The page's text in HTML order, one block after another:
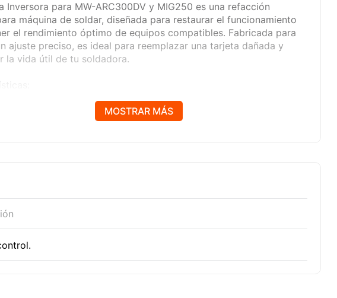
Inversora para MW-ARC300DV y MIG250 es una refacción
máquina de soldar, diseñada para restaurar el funcionamiento
el rendimiento óptimo de equipos compatibles. Fabricada para
ajuste preciso, es ideal para reemplazar una tarjeta dañada y
la vida útil de tu soldadora.
para máquina de soldar.
con los modelos MW-ARC300DV y MIG250.
MOSTRAR MÁS